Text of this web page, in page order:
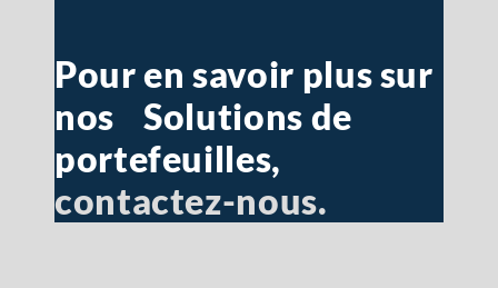
Pour en savoir plus sur
nos
Solutions de
portefeuilles,
contactez-nous.